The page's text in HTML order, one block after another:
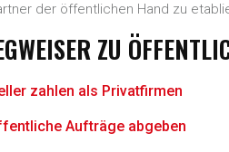
der öffentlichen Hand zu
ZU
zahlen als Privatfirmen
Aufträge abgeben